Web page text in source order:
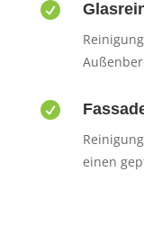


einen